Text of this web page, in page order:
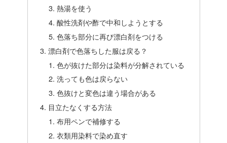
熱湯を使う
酸性洗剤や酢で中和しようとする
色落ち部分に再び漂白剤をつける
漂白剤で色落ちした服は戻る？
色が抜けた部分は染料が分解されている
洗っても色は戻らない
色抜けと変色は違う場合がある
目立たなくする方法
布用ペンで補修する
衣類用染料で染め直す